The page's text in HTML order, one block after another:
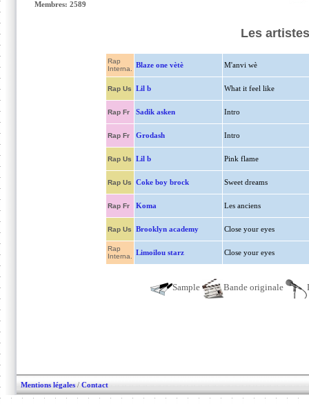
Membres: 2589
Les
Rap
Interna.
Blaze one vètè M'anvi wè
Rap Us Lil b What it feel like
Rap Fr Sadik asken Intro
Rap Fr Grodash Intro
Rap Us Lil b Pink flame
Rap Us Coke boy brock Sweet dreams
Rap Fr Koma Les anciens
Rap Us Brooklyn academy Close your eyes
Rap
Interna.
Limoilou starz Close your eyes
Sample Bande originale
Mentions légales / Contact